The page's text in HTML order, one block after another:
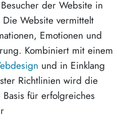
der Website in
Website vermittelt
Emotionen und
Kombiniert mit einem
und in Einklang
Richtlinien wird die
für erfolgreiches